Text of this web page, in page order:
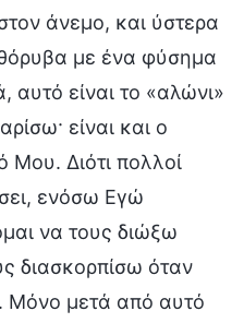
άνεμο, και ύστερα
με ένα φύσημα
αυτό είναι το «αλώνι»
είναι και ο
Μου. Διότι πολλοί
ενόσω Εγώ
να τους διώξω
διασκορπίσω όταν
Μόνο μετά από αυτό